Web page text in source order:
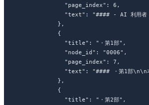
              "page_index"
: 6 ,
              "text"
: "#### - AI 利用者
            },
            {
              "title"
: "・第1部" ,
              "node_id"
: "0006" ,
              "page_index"
: 7 ,
              "text"
: "#### ・第1部\n\n
            },
            {
              "title"
: "・第2部" ,